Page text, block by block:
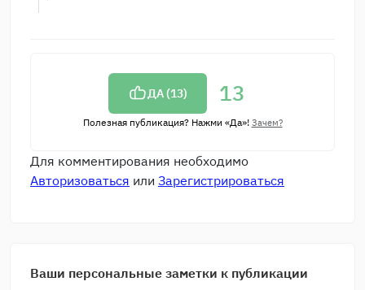
ДА (13) 13
Полезная публикация? Нажми «Да»! Зачем?
Для комментирования необходимо
Авторизоваться или Зарегистрироваться
Ваши персональные заметки к публикации